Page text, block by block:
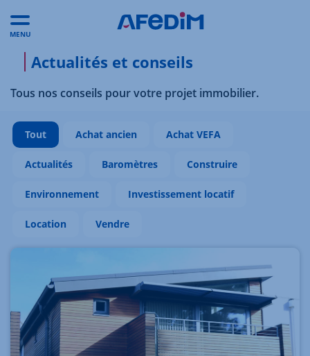
MENU
Actualités et conseils
Tous nos conseils pour votre projet immobilier.
Tout Achat ancien Achat VEFA
Actualités Baromètres Construire
Environnement Investissement locatif
Location Vendre